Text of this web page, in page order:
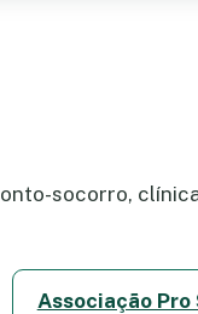
socorro,
Associação Pro